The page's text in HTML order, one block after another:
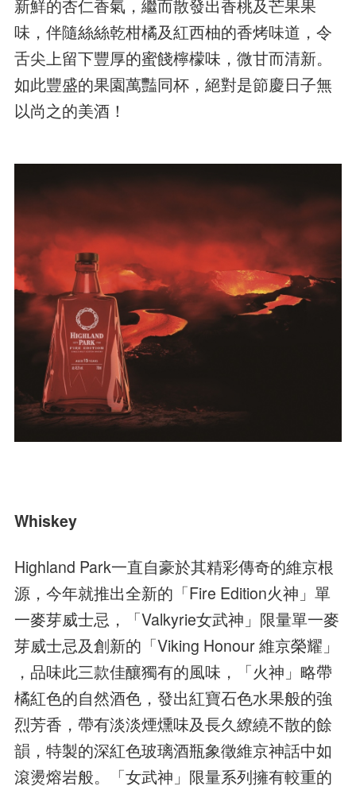
新鮮的杏仁香氣，繼而散發出香桃及芒果果
味，伴隨絲絲乾柑橘及紅西柚的香烤味道，令
舌尖上留下豐厚的蜜餞檸檬味，微甘而清新。
如此豐盛的果園萬豔同杯，絕對是節慶日子無
以尚之的美酒！
Whiskey
Highland Park一直自豪於其精彩傳奇的維京根
源，今年就推出全新的「Fire Edition火神」單
一麥芽威士忌，「Valkyrie女武神」限量單一麥
芽威士忌及創新的「Viking Honour 維京榮耀」
，品味此三款佳釀獨有的風味，「火神」略帶
橘紅色的自然酒色，發出紅寶石色水果般的強
烈芳香，帶有淡淡煙燻味及長久繚繞不散的餘
韻，特製的深紅色玻璃酒瓶象徵維京神話中如
滾燙熔岩般。「女武神」限量系列擁有較重的